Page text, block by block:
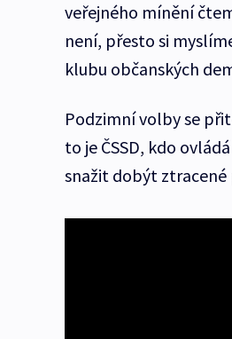
veřejného mínění
není, přesto si
klubu občanských
Podzimní volby se
to je ČSSD, kdo
snažit dobýt ztracené